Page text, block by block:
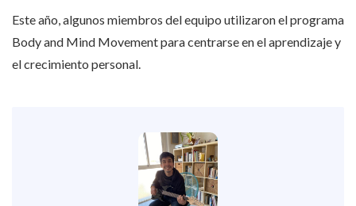
Este año, algunos miembros del equipo utilizaron el programa
Body and Mind Movement para centrarse en el aprendizaje y
el crecimiento personal.